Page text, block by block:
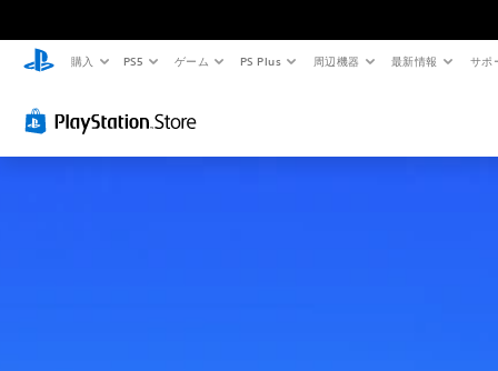
購入 PS5 ゲーム PS Plus 周辺機器 最新情報 サポ